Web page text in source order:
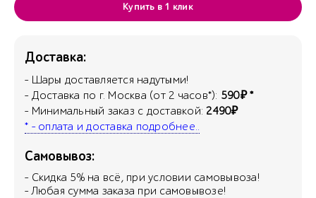
Купить в 1 клик
Доставка:
- Шары доставляется надутыми!
- Доставка по г. Москва (от 2 часов*): 590₽ *
- Минимальный заказ с доставкой:2490₽
* - оплата и доставка подробнее..
Самовывоз:
- Скидка 5% на всё, при условии самовывоза!
- Любая сумма заказа при самовывозе!